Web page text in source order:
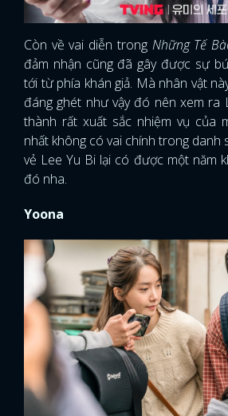
ĐĂNG
Còn về vai diễn trong Những Tế
đảm nhận cũng đã gây được sự
tới từ phía khán giả. Mà nhân vật
đáng ghét như vậy đó nên xem ra
thành rất xuất sắc nhiệm vụ của
nhất không có vai chính trong danh
vẻ Lee Yu Bi lại có được một năm
đó nha.
Yoona